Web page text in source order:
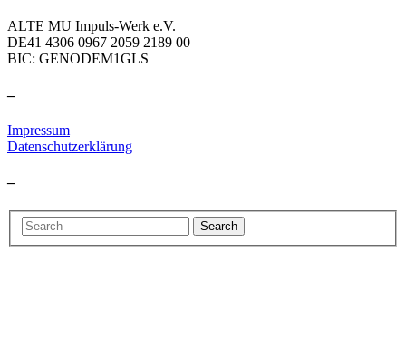
ALTE MU Impuls-Werk e.V.
DE41 4306 0967 2059 2189 00
BIC: GENODEM1GLS
–
Impressum
Datenschutzerklärung
–
Search